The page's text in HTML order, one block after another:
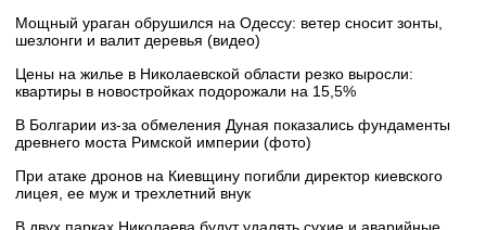
Мощный ураган обрушился на Одессу: ветер сносит зонты,
шезлонги и валит деревья (видео)
Цены на жилье в Николаевской области резко выросли:
квартиры в новостройках подорожали на 15,5%
В Болгарии из-за обмеления Дуная показались фундаменты
древнего моста Римской империи (фото)
При атаке дронов на Киевщину погибли директор киевского
лицея, ее муж и трехлетний внук